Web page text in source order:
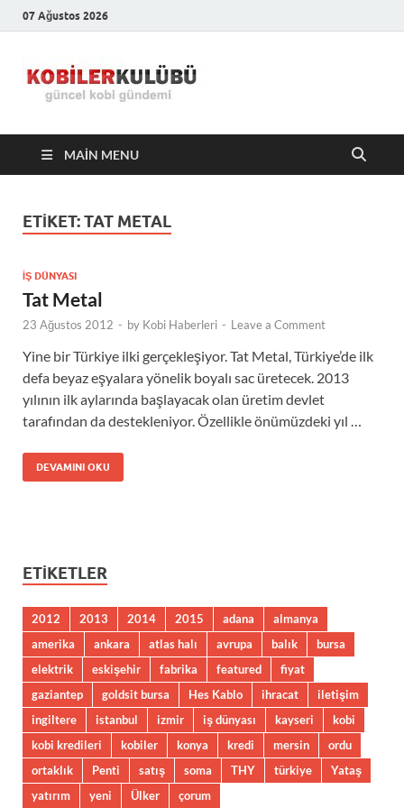
07 Ağustos 2026
Kulübü –
En Güncel
MAIN MENU
ETIKET:TAT METAL
İŞ DÜNYASI
Tat Metal
23 Ağustos 2012 - by Kobi Haberleri - Leave a Comment
Yine bir Türkiye ilki gerçekleşiyor. Tat Metal, Türkiye’de ilk
defa beyaz eşyalara yönelik boyalı sac üretecek. 2013
yılının ilk aylarında başlayacak olan üretim devlet
tarafından da destekleniyor. Özellikle önümüzdeki yıl …
DEVAMINI OKU
ETIKETLER
2012 2013 2014 2015 adana
almanya
amerika
ankara atlas halı avrupa balık
bursa
elektrik
eskişehir fabrika featured
fiyat
gaziantep
goldsit bursa Hes Kablo ihracat
iletişim
ingiltere
istanbul izmir iş dünyası kayseri
kobi
kobi kredileri
kobiler konya kredi mersin
ordu
ortaklık
Penti satış soma THY türkiye
Yataş
yatırım
yeni Ülker çorum